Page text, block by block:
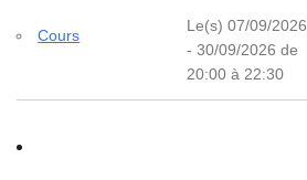
Cours
Le(s) 07/09/2026
- 30/09/2026 de
20:00 à 22:30